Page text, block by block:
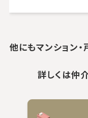
他にもマンション
詳しくは仲